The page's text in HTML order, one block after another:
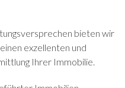
bieten wir
exzellenten und
Ihrer Immobilie.